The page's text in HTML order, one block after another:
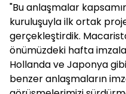
"Bu anlaşmalar
kuruluşuyla ilk ortak
gerçekleştirdik.
önümüzdeki hafta
Hollanda ve Japonya
benzer anlaşmaların